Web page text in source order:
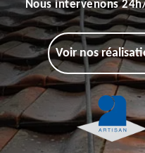
Nous intervenons
Voir nos